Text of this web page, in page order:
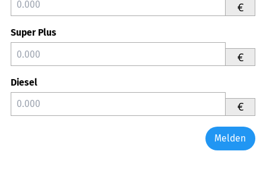
€
Super Plus
€
Diesel
€
Melden